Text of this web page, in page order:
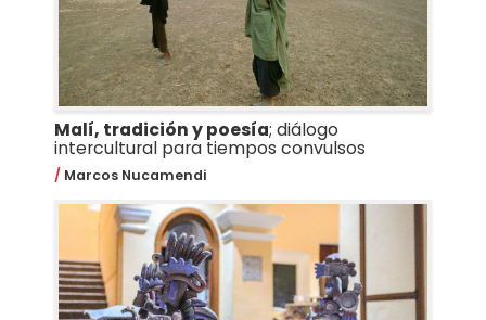
Malí, tradición y poesía; diálogo
intercultural para tiempos convulsos
Marcos Nucamendi